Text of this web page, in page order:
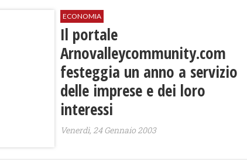
ECONOMIA
Il portale
Arnovalleycommunity.com
festeggia un anno a servizio
delle imprese e dei loro
interessi
Venerdì, 24 Gennaio 2003